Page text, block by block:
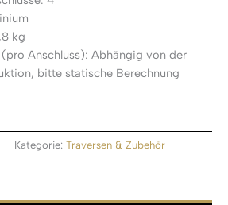
kg
Anschluss): Abhängig von der
bitte statische Berechnung
Kategorie: Traversen & Zubehör